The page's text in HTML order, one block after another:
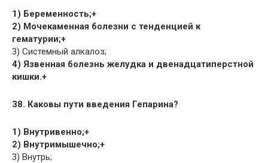
1) Беременность;+
2) Мочекаменная болезни с тенденцией к
гематурии;+
3) Системный алкалоз;
4) Язвенная болезнь желудка и двенадцатиперстной
кишки.+
38. Каковы пути введения Гепарина?
1) Внутривенно;+
2) Внутримышечно;+
3) Внутрь;